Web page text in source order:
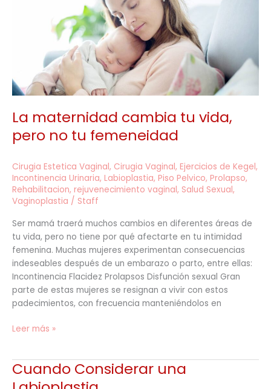
La maternidad cambia tu vida,
pero no tu femeneidad
Cirugia Estetica Vaginal, Cirugia Vaginal, Ejercicios de Kegel,
Incontinencia Urinaria, Labioplastia, Piso Pelvico, Prolapso,
Rehabilitacion, rejuvenecimiento vaginal, Salud Sexual,
Vaginoplastia / Staff
Ser mamá traerá muchos cambios en diferentes áreas de
tu vida, pero no tiene por qué afectarte en tu intimidad
femenina. Muchas mujeres experimentan consecuencias
indeseables después de un embarazo o parto, entre ellas:
Incontinencia Flacidez Prolapsos Disfunción sexual Gran
parte de estas mujeres se resignan a vivir con estos
padecimientos, con frecuencia manteniéndolos en
femeneidad
Leer más »
Cuando Considerar una
Cuando